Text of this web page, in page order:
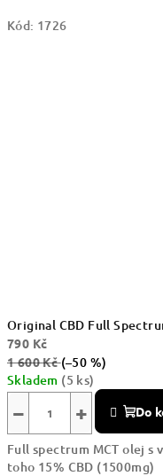
Kód: 1726
Original CBD Full
790 Kč
1 600 Kč(–50 %)
Skladem (5 ks)
+
− Do
Full spectrum MCT olej s
toho 15% CBD (1500mg)